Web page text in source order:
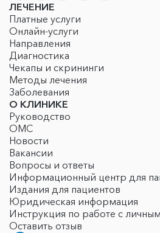
ЛЕЧЕНИЕ
Платные услуги
Онлайн-услуги
Направления
Диагностика
Чекапы и скрининги
Методы лечения
Заболевания
О КЛИНИКЕ
Руководство
ОМС
Новости
Вакансии
Вопросы и ответы
Информационный центр для
Издания для пациентов
Юридическая информация
Инструкция по работе с
Оставить отзыв